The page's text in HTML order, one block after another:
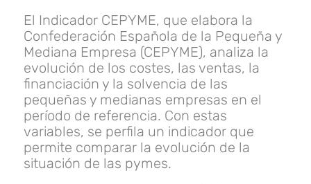
El Indicador CEPYME, que elabora la
Confederación Española de la Pequeña y
Mediana Empresa (CEPYME), analiza la
evolución de los costes, las ventas, la
financiación y la solvencia de las
pequeñas y medianas empresas en el
período de referencia. Con estas
variables, se perfila un indicador que
permite comparar la evolución de la
situación de las pymes.